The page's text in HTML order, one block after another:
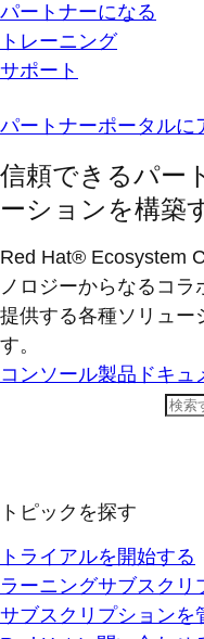
パートナーになる
トレーニング
サポート
パートナーポータルに
信頼できるパー
ーションを構築
Red Hat® Ecosystem
ノロジーからなるコ
提供する各種ソリュー
す。
コンソール製品ドキュ
トピックを探す
トライアルを開始する
ラーニングサブスクリ
サブスクリプションを